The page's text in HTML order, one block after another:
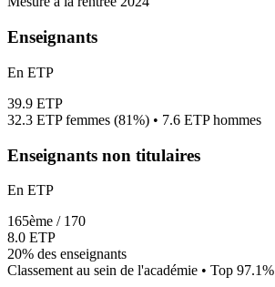
Enseignants
En ETP
39.9 ETP
32.3 ETP femmes (81%) • 7.6 ETP hommes
Enseignants non titulaires
En ETP
165ème / 170
8.0 ETP
20% des enseignants
Classement au sein de l'académie • Top 97.1%